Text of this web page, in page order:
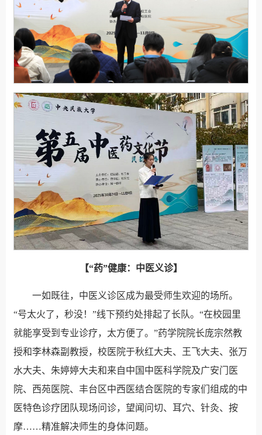
【“药”健康：中医义诊】
一如既往，中医义诊区成为最受师生欢迎的场所。
“号太火了，秒没！”线下预约处排起了长队。“在校园里
就能享受到专业诊疗，太方便了。”药学院院长庞宗然教
授和李林森副教授，校医院于秋红大夫、王飞大夫、张万
水大夫、朱婷婷大夫和来自中国中医科学院及广安门医
院、西苑医院、丰台区中西医结合医院的专家们组成的中
医特色诊疗团队现场问诊，望闻问切、耳穴、针灸、按
摩……精准解决师生的身体问题。